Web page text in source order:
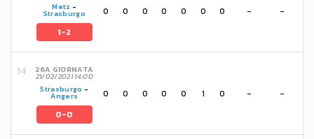
Metz -
Strasburgo
1-2
0 0 0 0 0 0 0 - -
26A GIORNATA
21/02/2021 14:00
Strasburgo -
Angers
0-0
0 0 0 0 0 1 0 - -